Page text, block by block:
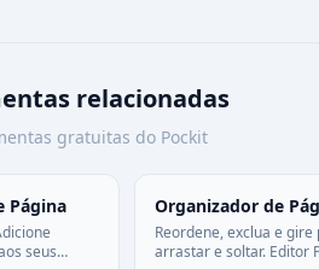
relacionadas
gratuitas do Pockit
Página
seus
Organizador de
Reordene, exclua e gire
arrastar e soltar. Editor